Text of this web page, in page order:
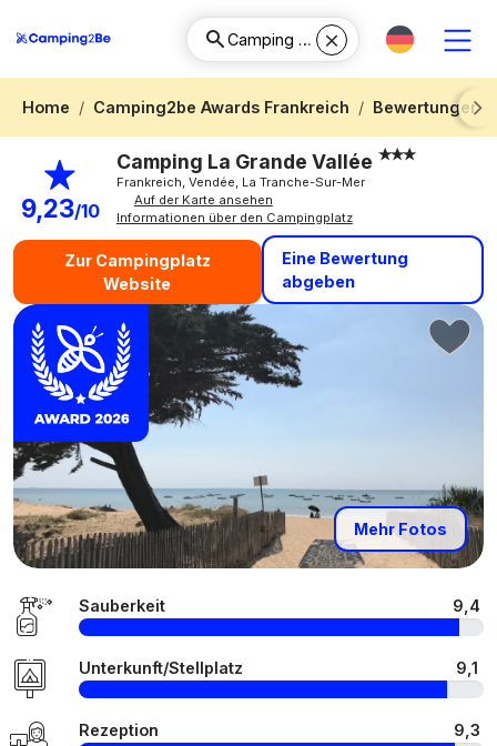
Home Camping2be Awards Frankreich
Bewertungen
Next
9,23/10
Camping La Grande Vallée
Frankreich, Vendée, La Tranche-Sur-Mer
Auf der Karte ansehen
Informationen über den Campingplatz
Zur Campingplatz
Website
Eine Bewertung
abgeben
Mehr Fotos
Sauberkeit 9,4
Unterkunft/Stellplatz 9,1
Rezeption 9,3